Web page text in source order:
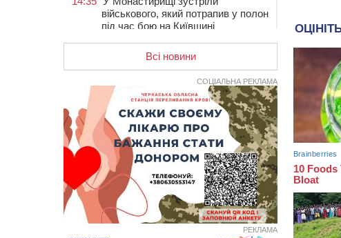
військового, який потрапив у полон
під час бою на Київщині
14:03 Постраждав водій і неповнолітня
пасажирка: у Чорнобаї мотоцикліст
врізався у легковик
13:30
Раптово помер: у Черкасах
попрощалися із 35-річним
прикордонником
12:59
У Черкасах нагородили двох
місцевих жителів, які відмовилися
вчиняти підпали на замовлення
росіян
12:23
У Руськополянській громаді
оновили дорожню розмітку на
центральних вулицях (ФОТО)
Всі новини
СОЦІАЛЬНА РЕКЛАМА
РЕКЛАМА